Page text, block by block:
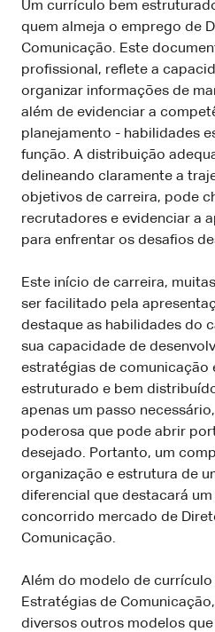
Um currículo bem
quem almeja o emprego de
Comunicação. Este
profissional, reflete a
organizar informações de
além de evidenciar a
planejamento - habilidades
função. A distribuição
delineando claramente a
objetivos de carreira, pode
recrutadores e evidenciar a
para enfrentar os desafios
Este início de carreira,
ser facilitado pela
destaque as habilidades do
sua capacidade de
estratégias de comunicação
estruturado e bem
apenas um passo
poderosa que pode abrir
desejado. Portanto, um
organização e estrutura de
diferencial que destacará
concorrido mercado de
Comunicação.
Além do modelo de
Estratégias de
diversos outros modelos